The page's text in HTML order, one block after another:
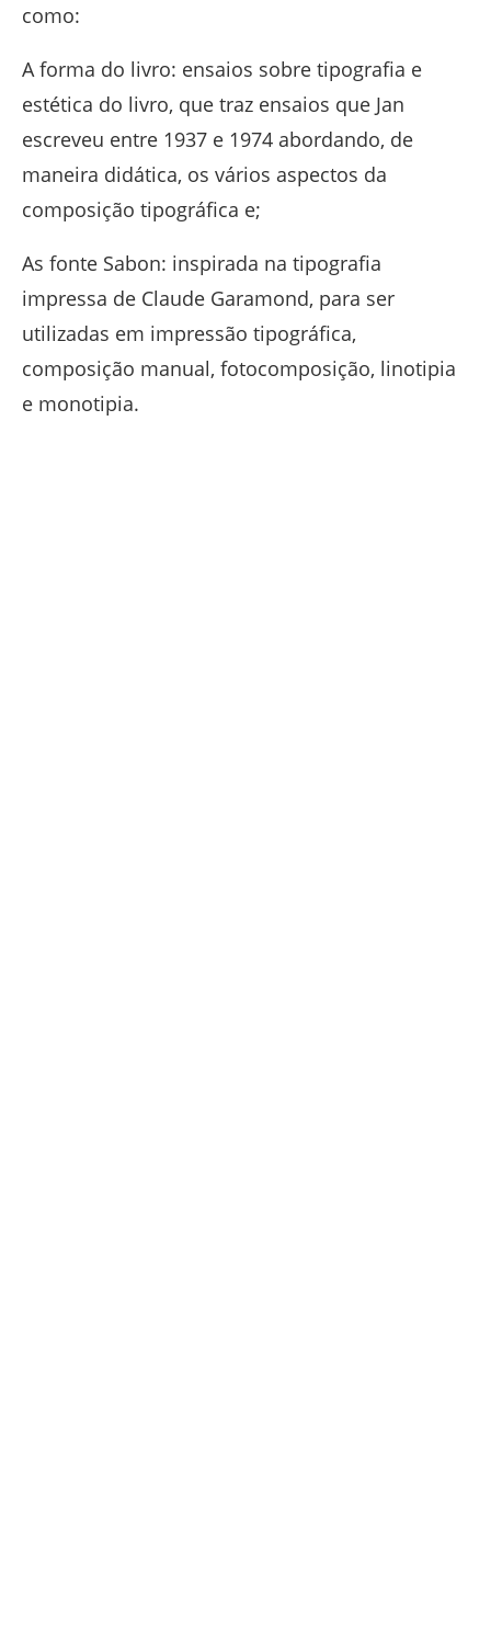
como:
A forma do livro: ensaios sobre tipografia e
estética do livro, que traz ensaios que Jan
escreveu entre 1937 e 1974 abordando, de
maneira didática, os vários aspectos da
composição tipográfica e;
As fonte Sabon: inspirada na tipografia
impressa de Claude Garamond, para ser
utilizadas em impressão tipográfica,
composição manual, fotocomposição, linotipia
e monotipia.